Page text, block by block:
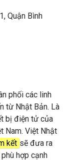
Quận Bình
phối các linh
từ Nhật Bản. Là
bị điện tử của
Nam. Việt Nhật
kết sẽ đưa ra
hợp cạnh